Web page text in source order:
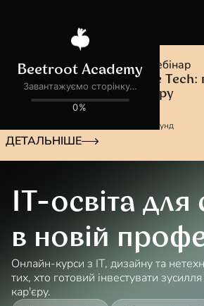
Безкоштовний практичний вебінар
Перші 90 днів у Defence
план для переходу в сферу
секунд
ДЕТАЛЬНІШЕ
IT-освіта для
в новій
Онлайн-курси з ІТ, дизайну та
тих, хто готовий інвестувати
кар'єру.